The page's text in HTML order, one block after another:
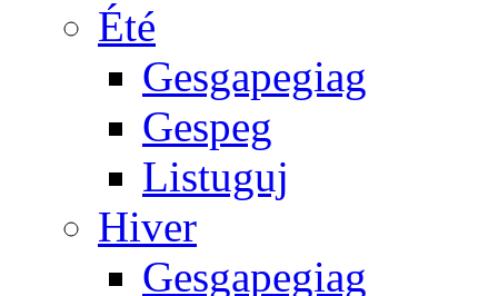
Été
Gesgapegiag
Gespeg
Listuguj
Hiver
Gesgapegiag